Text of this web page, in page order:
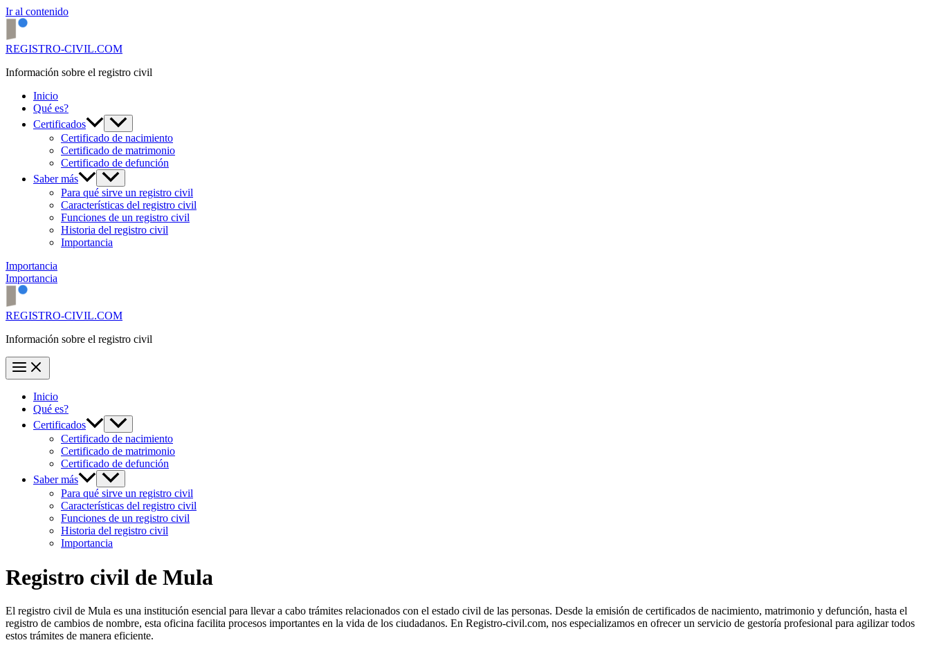
Ir al contenido
REGISTRO-CIVIL.COM
Información sobre el registro civil
Inicio
Qué es?
Certificados
Certificado de nacimiento
Certificado de matrimonio
Certificado de defunción
Saber más
Para qué sirve un registro civil
Características del registro civil
Funciones de un registro civil
Historia del registro civil
Importancia
Importancia
Importancia
REGISTRO-CIVIL.COM
Información sobre el registro civil
Inicio
Qué es?
Certificados
Certificado de nacimiento
Certificado de matrimonio
Certificado de defunción
Saber más
Para qué sirve un registro civil
Características del registro civil
Funciones de un registro civil
Historia del registro civil
Importancia
Registro civil de Mula
El registro civil de Mula es una institución esencial para llevar a cabo trámites relacionados con el estado civil de las personas. Desde la emisión de certificados de nacimiento, matrimonio y defunción, hasta el
registro de cambios de nombre, esta oficina facilita procesos importantes en la vida de los ciudadanos. En Registro-civil.com, nos especializamos en ofrecer un servicio de gestoría profesional para agilizar todos
estos trámites de manera eficiente.